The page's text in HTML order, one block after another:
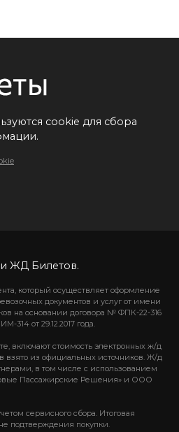
cookie для сбора
ЖД Билетов.
который осуществляет оформление
документов и услуг от имени
на основании договора № ФПК-22-316
314 от 29.12.2017 года.
включают стоимость электронных ж/д
взято из официальных источников. Ж/д
в том числе с использованием
Пассажирские Решения» и ООО
сервисного сбора. Итоговая
подтверждения покупки.